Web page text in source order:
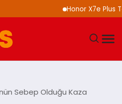
Honor X7e Plus
Sebep Olduğu Kaza